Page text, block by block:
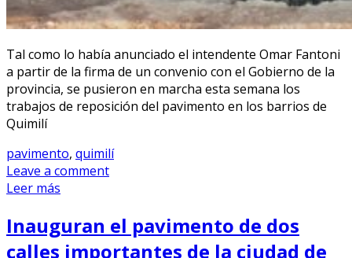
Tal como lo había anunciado el intendente Omar Fantoni
a partir de la firma de un convenio con el Gobierno de la
provincia, se pusieron en marcha esta semana los
trabajos de reposición del pavimento en los barrios de
Quimilí
pavimento, quimilí
Leave a comment
Leer más
Inauguran el pavimento de dos
calles importantes de la ciudad de